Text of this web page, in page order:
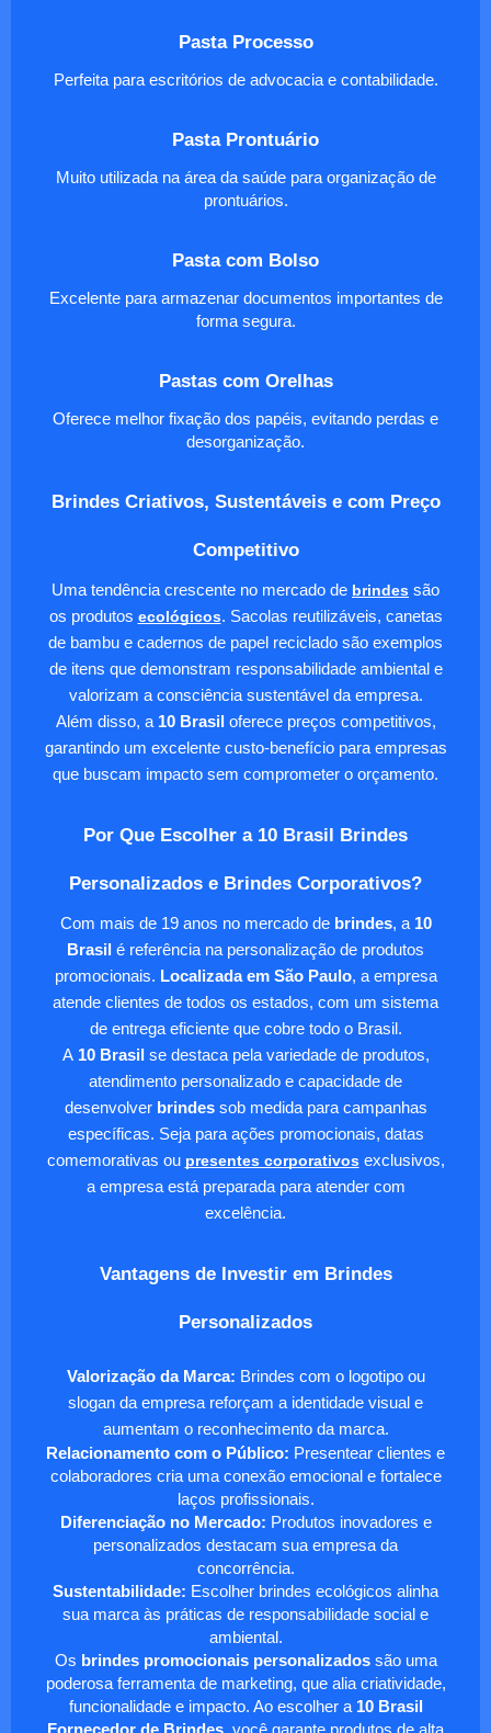
Pasta Processo
Perfeita para escritórios de advocacia e contabilidade.
Pasta Prontuário
Muito utilizada na área da saúde para organização de
prontuários.
Pasta com Bolso
Excelente para armazenar documentos importantes de
forma segura.
Pastas com Orelhas
Oferece melhor fixação dos papéis, evitando perdas e
desorganização.
Brindes Criativos, Sustentáveis e com Preço
Competitivo
Uma tendência crescente no mercado de brindes são
os produtos ecológicos. Sacolas reutilizáveis, canetas
de bambu e cadernos de papel reciclado são exemplos
de itens que demonstram responsabilidade ambiental e
valorizam a consciência sustentável da empresa.
Além disso, a 10 Brasiloferece preços competitivos,
garantindo um excelente custo-benefício para empresas
que buscam impacto sem comprometer o orçamento.
Por Que Escolher a 10 Brasil Brindes
Personalizados e Brindes Corporativos?
Com mais de 19 anos no mercado de brindes, a 10
Brasil é referência na personalização de produtos
promocionais. Localizada em São Paulo, a empresa
atende clientes de todos os estados, com um sistema
de entrega eficiente que cobre todo o Brasil.
A10 Brasilse destaca pela variedade de produtos,
atendimento personalizado e capacidade de
desenvolver brindessob medida para campanhas
específicas. Seja para ações promocionais, datas
comemorativas ou presentes corporativosexclusivos,
a empresa está preparada para atender com
excelência.
Vantagens de Investir em Brindes
Personalizados
Valorização da Marca: Brindes com o logotipo ou
slogan da empresa reforçam a identidade visual e
aumentam o reconhecimento da marca.
Relacionamento com o Público: Presentear clientes e
colaboradores cria uma conexão emocional e fortalece
laços profissionais.
Diferenciação no Mercado: Produtos inovadores e
personalizados destacam sua empresa da
concorrência.
Sustentabilidade: Escolher brindes ecológicos alinha
sua marca às práticas de responsabilidade social e
ambiental.
Os brindes promocionais personalizadossão uma
poderosa ferramenta de marketing, que alia criatividade,
funcionalidade e impacto. Ao escolher a 10 Brasil